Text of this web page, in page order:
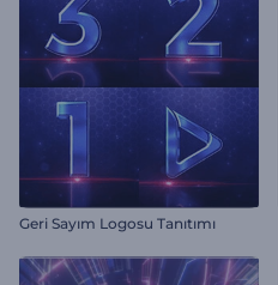
Geri Sayım Logosu Tanıtımı